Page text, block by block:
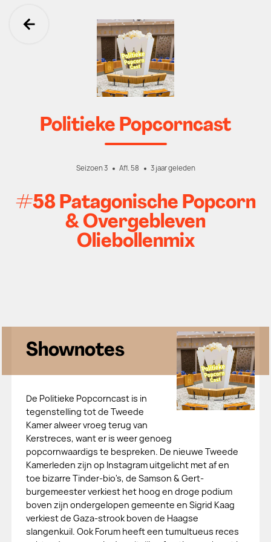
Ga terug
Politieke Popcorncast
Seizoen 3 Afl. 58 3 jaar geleden
#58 Patagonische Popcorn
& Overgebleven
Oliebollenmix
Shownotes
De Politieke Popcorncast is in
tegenstelling tot de Tweede
Kamer alweer vroeg terug van
Kerstreces, want er is weer genoeg
popcornwaardigs te bespreken. De nieuwe Tweede
Kamerleden zijn op Instagram uitgelicht met af en
toe bizarre Tinder-bio's, de Samson & Gert-
burgemeester verkiest het hoog en droge podium
boven zijn ondergelopen gemeente en Sigrid Kaag
verkiest de Gaza-strook boven de Haagse
slangenkuil. Ook Forum heeft een tumultueus reces